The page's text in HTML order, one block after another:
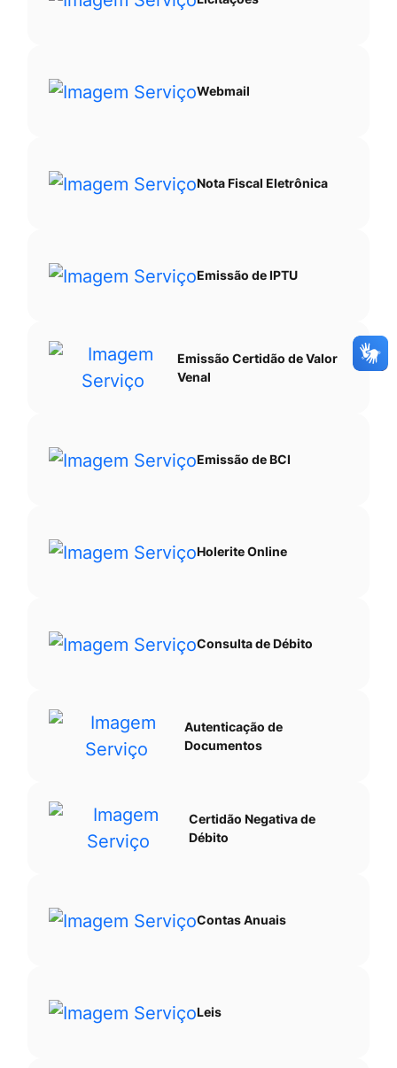
Webmail
Nota Fiscal Eletrônica
Emissão de IPTU
Emissão Certidão de Valor
Venal
Emissão de BCI
Holerite Online
Consulta de Débito
Autenticação de
Documentos
Certidão Negativa de
Débito
Contas Anuais
Leis